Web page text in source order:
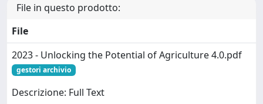
File in questo prodotto:
File
2023 - Unlocking the Potential of Agriculture 4.0.pdf
gestori archivio
Descrizione: Full Text